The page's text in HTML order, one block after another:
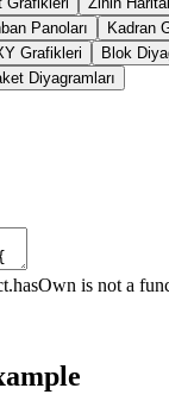
Panoları
Kadran
Grafikleri
Blok
Diyagramları
is not a